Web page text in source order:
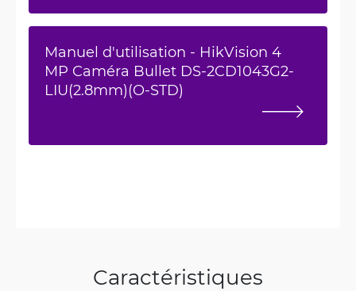
Manuel d'utilisation - HikVision 4
MP Caméra Bullet DS-2CD1043G2-
LIU(2.8mm)(O-STD)
Caractéristiques